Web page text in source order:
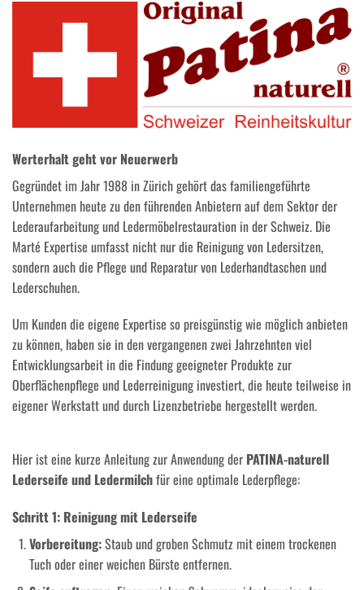
Werterhalt geht vor Neuerwerb
Gegründet im Jahr 1988 in Zürich gehört das familiengeführte
Unternehmen heute zu den führenden Anbietern auf dem Sektor der
Lederaufarbeitung und Ledermöbelrestauration in der Schweiz. Die
Marté Expertise umfasst nicht nur die Reinigung von Ledersitzen,
sondern auch die Pflege und Reparatur von Lederhandtaschen und
Lederschuhen.
Um Kunden die eigene Expertise so preisgünstig wie möglich anbieten
zu können, haben sie in den vergangenen zwei Jahrzehnten viel
Entwicklungsarbeit in die Findung geeigneter Produkte zur
Oberflächenpflege und Lederreinigung investiert, die heute teilweise in
eigener Werkstatt und durch Lizenzbetriebe hergestellt werden.
Hier ist eine kurze Anleitung zur Anwendung der PATINA-naturell
Lederseife und Ledermilchfür eine optimale Lederpflege:
Schritt 1: Reinigung mit Lederseife
Vorbereitung:Staub und groben Schmutz mit einem trockenen
Tuch oder einer weichen Bürste entfernen.